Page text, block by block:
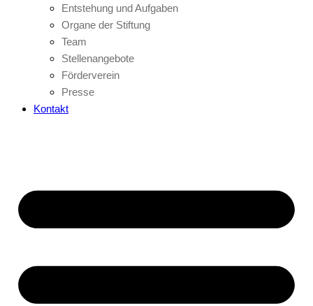
Entstehung und Aufgaben
Organe der Stiftung
Team
Stellenangebote
Förderverein
Presse
Kontakt